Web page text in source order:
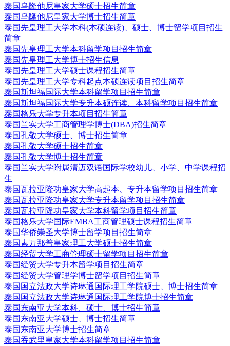
泰国乌隆他尼皇家大学硕士招生简章
泰国乌隆他尼皇家大学博士招生简章
泰国先皇理工大学本科(本硕连读)、硕士、博士留学项目招生
简章
泰国先皇理工大学本科留学项目招生简章
泰国先皇理工大学博士招生信息
泰国先皇理工大学硕士课程招生简章
泰国先皇理工大学专科起点本硕连读项目招生简章
泰国斯坦福国际大学本科留学项目招生简章
泰国斯坦福国际大学专升本硕连读、本科留学项目招生简章
泰国格乐大学专升本项目招生简章
泰国兰实大学工商管理学博士(DBA)招生简章
泰国孔敬大学硕士、博士招生简章
泰国孔敬大学硕士招生简章
泰国孔敬大学博士招生简章
泰国兰实大学附属清迈双语国际学校幼儿、小学、中学课程招
生
泰国瓦拉亚隆功皇家大学高起本、专升本留学项目招生简章
泰国瓦拉亚隆功皇家大学专升本留学项目招生简章
泰国瓦拉亚隆功皇家大学本科留学项目招生简章
泰国格乐大学国际EMBA工商管理硕士课程招生简章
泰国华侨崇圣大学博士留学项目招生简章
泰国素万那普皇家理工大学硕士招生简章
泰国经贸大学工商管理硕士留学项目招生简章
泰国经贸大学专升本留学项目招生简章
泰国经贸大学管理学博士留学项目招生简章
泰国国立法政大学诗琳通国际理工学院硕士、博士招生简章
泰国国立法政大学诗琳通国际理工学院博士招生简章
泰国东南亚大学本科、硕士、博士招生简章
泰国东南亚大学硕士、博士招生简章
泰国东南亚大学博士招生简章
泰国吞武里皇家大学本科留学项目招生简章